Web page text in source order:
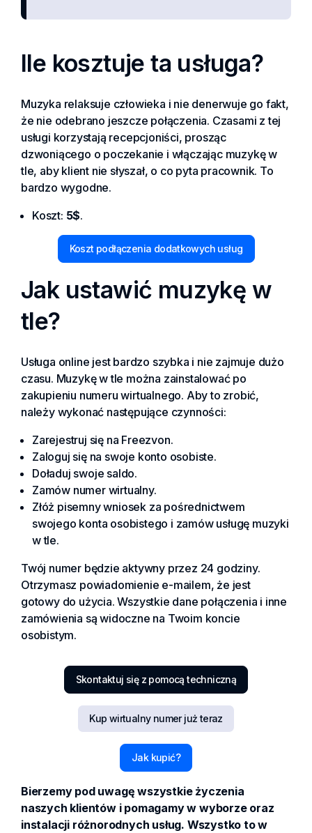
Ile kosztuje ta usługa?
Muzyka relaksuje człowieka i nie denerwuje go fakt,
że nie odebrano jeszcze połączenia. Czasami z tej
usługi korzystają recepcjoniści, prosząc
dzwoniącego o poczekanie i włączając muzykę w
tle, aby klient nie słyszał, o co pyta pracownik. To
bardzo wygodne.
Koszt: 5$.
Koszt podłączenia dodatkowych usług
Jak ustawić muzykę w
tle?
Usługa online jest bardzo szybka i nie zajmuje dużo
czasu. Muzykę w tle można zainstalować po
zakupieniu numeru wirtualnego. Aby to zrobić,
należy wykonać następujące czynności:
Zarejestruj się na Freezvon.
Zaloguj się na swoje konto osobiste.
Doładuj swoje saldo.
Zamów numer wirtualny.
Złóż pisemny wniosek za pośrednictwem
swojego konta osobistego i zamów usługę muzyki
w tle.
Twój numer będzie aktywny przez 24 godziny.
Otrzymasz powiadomienie e-mailem, że jest
gotowy do użycia. Wszystkie dane połączenia i inne
zamówienia są widoczne na Twoim koncie
osobistym.
Skontaktuj się z pomocą techniczną
Kup wirtualny numer już teraz
Jak kupić?
Bierzemy pod uwagę wszystkie życzenia
naszych klientów i pomagamy w wyborze oraz
instalacji różnorodnych usług. Wszystko to w